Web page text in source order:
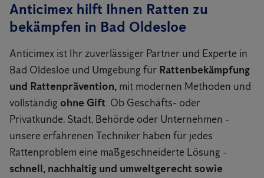
Anticimex hilft Ihnen Ratten zu
bekämpfen in Bad Oldesloe
Anticimex ist Ihr zuverlässiger Partner und Experte in
Bad Oldesloe und Umgebung für Rattenbekämpfung
und Rattenprävention, mit modernen Methoden und
vollständig ohne Gift. Ob Geschäfts- oder
Privatkunde, Stadt, Behörde oder Unternehmen -
unsere erfahrenen Techniker haben für jedes
Rattenproblem eine maßgeschneiderte Lösung -
schnell, nachhaltig und umweltgerecht sowie